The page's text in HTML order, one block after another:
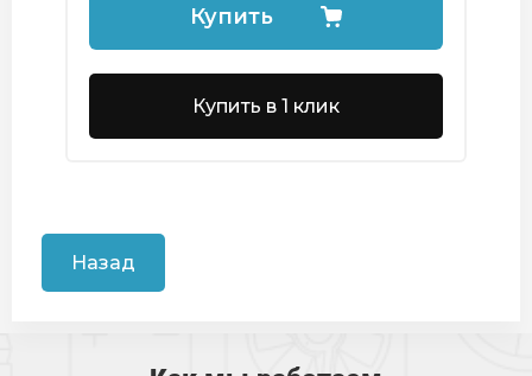
Купить
Купить в 1 клик
Назад